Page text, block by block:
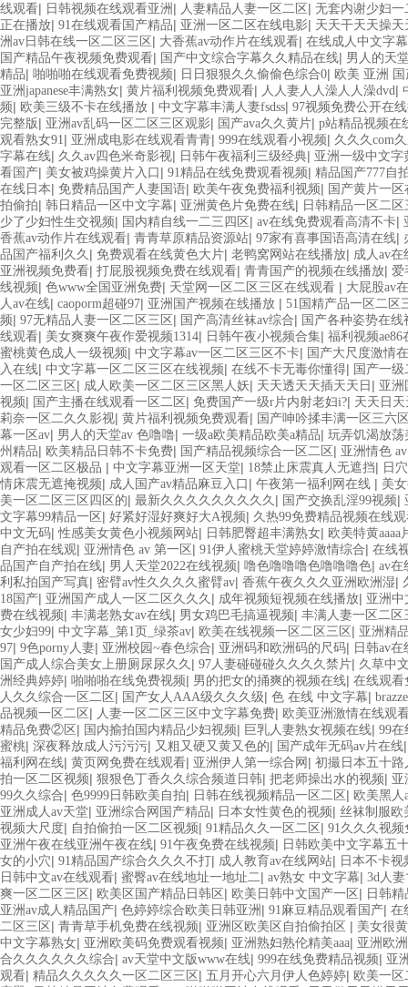
线观看| 日韩视频在线观看亚洲 | 人妻精品人妻一区二区 | 无套内谢少妇一
正在播放| 91在线观看国产精品| 亚洲一区二区在线电影| 天天干天天操
洲av日韩在线一区二区三区 | 大香蕉av动作片在线观看| 在线成人中文字
国产精品午夜视频免费观看| 国产中文综合字幕久久精品在线| 男人的天
精品| 啪啪啪在线观看免费视频| 日日狠狠久久偷偷色综合0| 欧美 亚洲
亚洲japanese丰满熟女| 黄片福利视频免费观看| 人人妻人人澡人人澡dvd|
频| 欧美三级不卡在线播放 | 中文字幕丰满人妻fsdss| 97视频免费公开在
完整版 | 亚洲av乱码一区二区三区观影| 国产ava久久黄片| p站精品视频在
观看熟女91| 亚洲成电影在线观看青青| 999在线观看小视频| 久久久com
字幕在线| 久久av四色米奇影视| 日韩午夜福利三级经典| 亚洲一级中文字
看国产| 美女被鸡操黄片入口 | 91精品在线免费观看视频| 精品国产777自
在线日本| 免费精品国产人妻国语| 欧美午夜免费福利视频| 国产黄片一
拍偷拍| 韩日精品一区中文字幕| 亚洲黄色片免费在线| 日韩精品一区二
少了少妇性生交视频| 国内精自线一二三四区 | av在线免费观看高清不卡|
香蕉av动作片在线观看| 青青草原精品资源站| 97家有喜事国语高清在线|
品国产福利久久 | 免费观看在线黄色大片| 老鸭窝网站在线播放| 成人av
亚洲视频免费看| 打屁股视频免费在线观看| 青青国产的视频在线播放| 爱
线视频| 色www全国亚洲免费| 天堂网一区二区三区在线观看 | 大屁股av
人av在线| caoporm超碰97| 亚洲国产视频在线播放 | 51国精产品一区二区
频| 97无精品人妻一区二区三区 | 国产高清丝袜av综合| 国产各种姿势在线
线观看| 美女爽爽午夜作爱视频1314| 日韩午夜小视频合集| 福利视频ae86
蜜桃黄色成人一级视频| 中文字幕av一区二区三区不卡| 国产大尺度激情
入在线| 中文字幕一区二区三区在线视频| 在线不卡无毒你懂得| 国产一
一区二区三区 | 成人欧美一区二区三区黑人妖| 天天透天天插天天日 | 亚洲
视频| 国产主播在线观看一区二区 | 免费国产一级r片内射老妇i?| 天天日
莉奈一区二久久影视| 黄片福利视频免费观看| 国产呻吟揉丰满一区三六
幕一区av| 男人的天堂av 色噜噜| 一级a欧美精品欧美a精品| 玩弄饥渴放荡
州精品| 欧美精品日韩不卡免费| 国产精品视频综合一区二区 | 亚洲情色
观看一区二区极品 | 中文字幕亚洲一区天堂| 18禁止床震真人无遮挡| 日
情床震无遮掩视频| 成人国产av精品麻豆入口 | 午夜第一福利网在线 | 美
美一区二区三区四区的| 最新久久久久久久久久久 | 国产交换乱淫99视频|
文字幕99精品一区 | 好紧好湿好爽好大A视频| 久热99免费精品视频在线
中文无码|性感美女黄色小视频网站| 日韩肥臀超丰满熟女| 欧美特黄aaaa
自产拍在线观| 亚洲情色 av 第一区 | 91伊人蜜桃天堂婷婷激情综合| 在线
品国产自产拍在线| 男人天堂2022在线视频| 噜色噜噜噜色噜噜噜色| av在
利私拍国产写真| 密臂av性久久久久蜜臂av| 香蕉午夜久久久亚洲欧洲湿|
18国产| 亚洲国产成人一区二区久久久 | 成年视频短视频在线播放| 亚洲中
费在线视频| 丰满老熟女av在线| 男女鸡巴毛搞逼视频| 丰满人妻一区二区
女少妇99| 中文字幕_第1页_绿茶av| 欧美在线视频一区二区三区 | 亚洲精
97| 9色porny人妻| 亚洲校园~春色综合| 亚洲码和欧洲码的尺码| 日韩av
国产成人综合美女上册厕尿尿久久 | 97人妻碰碰碰久久久久禁片| 久草中
洲经典婷婷| 啪啪啪在线免费视频| 男的把女的捅爽的视频在线| 在线观看
人久久综合一区二区 | 国产女人AAA级久久久级| 色 在线 中文字幕|
品视频一区二区 | 人妻一区二区三区中文字幕免费| 欧美亚洲激情在线观
精品免费②区 | 国内揄拍国内精品少妇视频| 巨乳人妻熟女视频在线| 99在
蜜桃| 深夜释放成人污污污| 又粗又硬又黄又色的| 国产成年无码av片在线
福利网在线| 黄页网免费在线观看| 亚洲伊人第一综合网 | 初撮日本五十路
拍一区二区视频| 狠狠色丁香久久综合频道日韩| 把老师操出水的视频| 亚
99久久综合| 色9999日韩欧美自拍| 日韩在线视频精品一区二区 | 欧美黑人
亚洲成人av天堂| 亚洲综合网国产精品| 日本女性黄色的视频| 丝袜制服欧
视频大尺度| 自拍偷拍一区二区视频| 91精品久久一区二区 | 91久久久视
亚洲午夜在线亚洲午夜在线| 91午夜免费在线视频| 日韩欧美中文字幕五
女的小穴| 91精品国产综合久久久不打| 成人教育av在线网站| 日本不卡
日韩中文av在线观看| 蜜臀av在线地址一地址二| av熟女 中文字幕| 3d人
爽一区二区三区 | 欧美区国产精品日韩区 | 欧美日韩中文国产一区 | 日韩
亚洲av成人精品国产| 色婷婷综合欧美日韩亚洲 | 91麻豆精品观看国产| 在
二区三区 | 青青草手机免费在线视频| 亚洲区欧美区自拍偷拍区 | 美女很
中文字幕熟女| 亚洲欧美码免费观看视频| 亚洲熟妇熟伦精美aaa| 亚洲欧
合久久久久久久综合| av天堂中文版www在线| 999在线免费精品视频| 亚
观看| 精品久久久久久一区二区三区 | 五月开心六月伊人色婷婷| 欧美一